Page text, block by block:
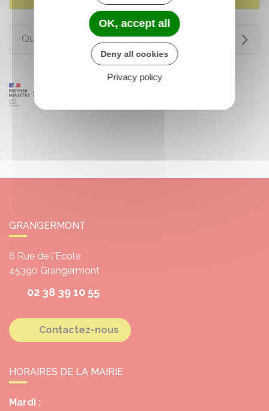
Questions ? Réponses !
GRANGERMONT
6 Rue de l'École
45390 Grangermont
02 38 39 10 55
Contactez-nous
HORAIRES DE LA MAIRIE
Mardi :
OK, accept all
Deny all cookies
Privacy policy